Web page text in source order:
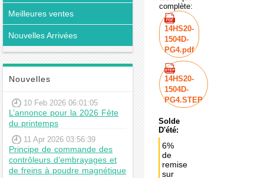
Meilleures ventes
Nouvelles Arrivées
Nouvelles
10 Feb 2026 06:01:05
L’annonce pour la 2026 Fête
du printemps
11 Apr 2026 03:56:39
Principe de commande des
contrôleurs d’embrayages et
de freins à poudre magnétique
complète:
14HS20-
1504D-
PG4.pdf
14HS20-
1504D-
PG4.STEP
Solde
D'été:
6%
de
remise
sur